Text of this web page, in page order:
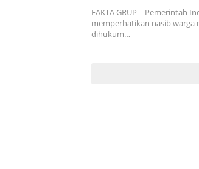
FAKTA GRUP – Pemerintah
memperhatikan nasib warga
dihukum…